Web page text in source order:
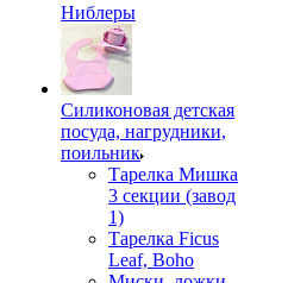
Ниблеры
Силиконовая детская
посуда, нагрудники,
поильник
Тарелка Мишка
3 секции (завод
1)
Тарелка Ficus
Leaf, Boho